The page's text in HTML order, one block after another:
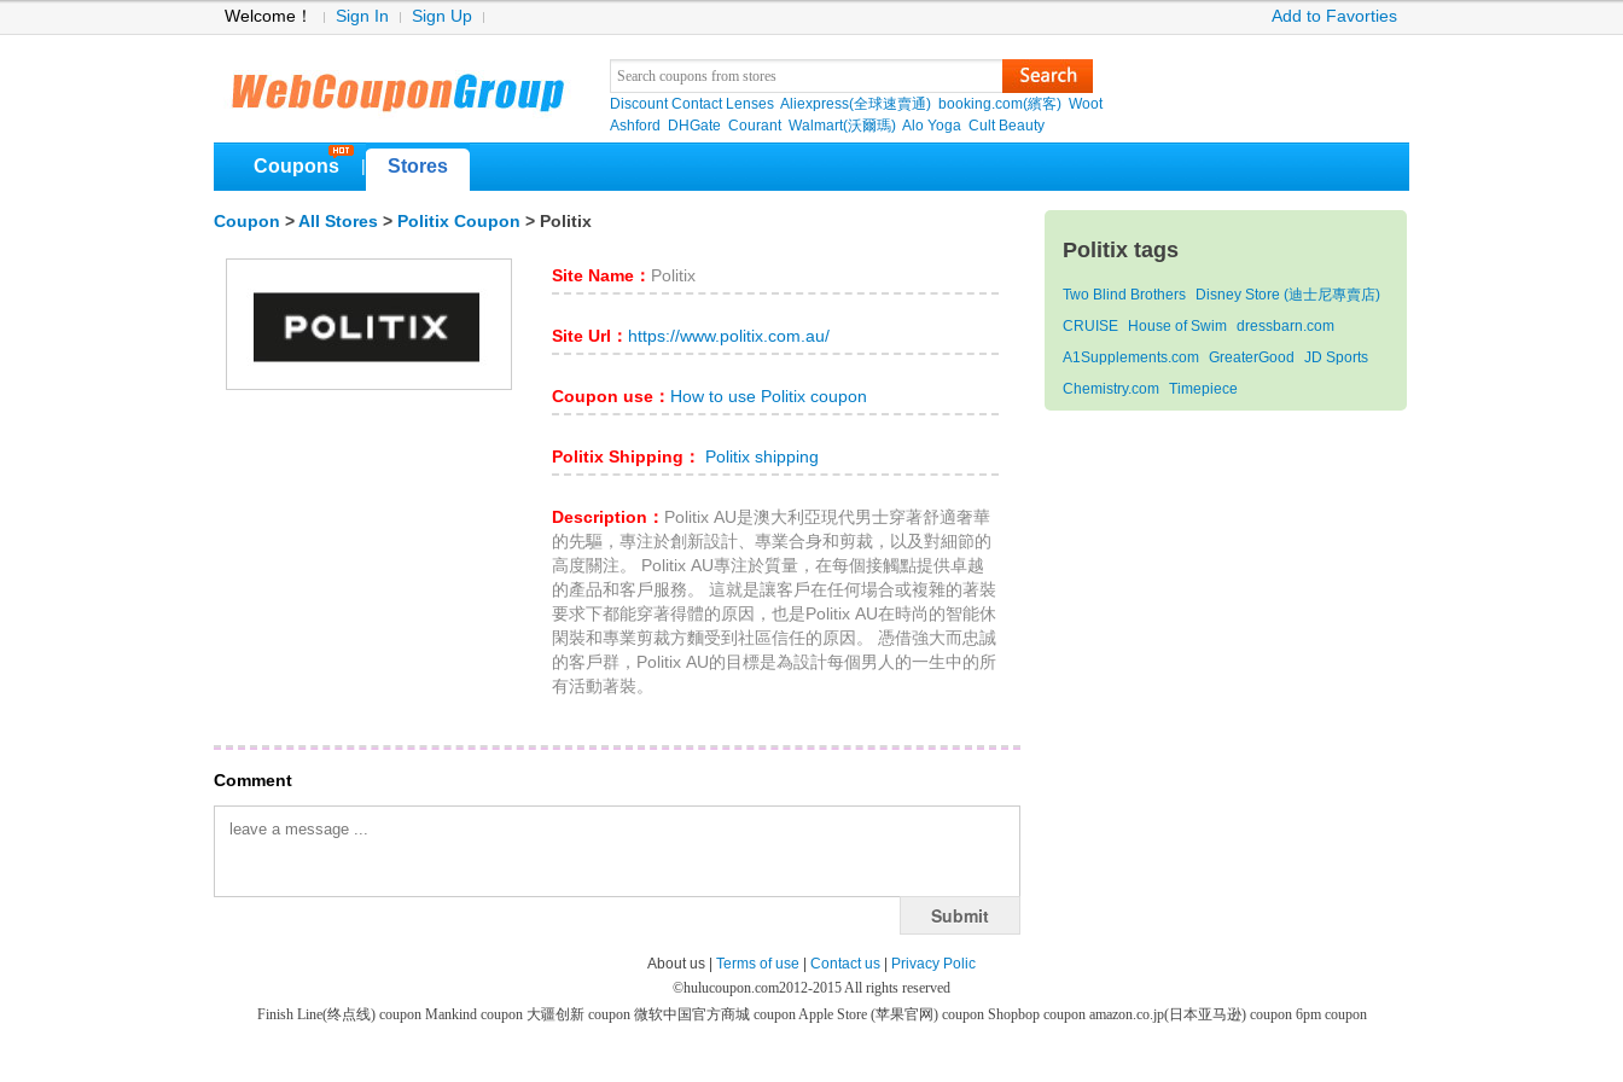
Welcome！ Sign In Sign Up Add to Favorties
Discount Contact Lenses Aliexpress(全球速賣通) booking.com(繽客) Woot
Ashford
DHGate Courant Walmart(沃爾瑪) Alo Yoga Cult Beauty
Coupons Stores
Coupon > All Stores > Politix Coupon > Politix
Site Name： Politix
Site Url： https://www.politix.com.au/
Coupon use： How to use Politix coupon
Politix Shipping： Politix shipping
Description： Politix AU是澳大利亞現代男士穿著舒適奢華
的先驅，專注於創新設計、專業合身和剪裁，以及對細節的
高度關注。 Politix AU專注於質量，在每個接觸點提供卓越
的產品和客戶服務。 這就是讓客戶在任何場合或複雜的著裝
要求下都能穿著得體的原因，也是Politix AU在時尚的智能休
閑裝和專業剪裁方麵受到社區信任的原因。 憑借強大而忠誠
的客戶群，Politix AU的目標是為設計每個男人的一生中的所
有活動著裝。
Comment
Submit
Politix tags
Two Blind Brothers
Disney Store (迪士尼專賣店)
CRUISE
House of Swim dressbarn.com
A1Supplements.com GreaterGood
JD Sports
Chemistry.com Timepiece
About us | Terms of use Contact us
Privacy Polic
©hulucoupon.com2012-2015 All rights reserved
Finish Line(终点线) coupon Mankind coupon 大疆创新 coupon 微软中国官方商城 couponApple Store (苹果官网) coupon Shopbop coupon amazon.co.jp(日本亚马逊) coupon 6pm coupon